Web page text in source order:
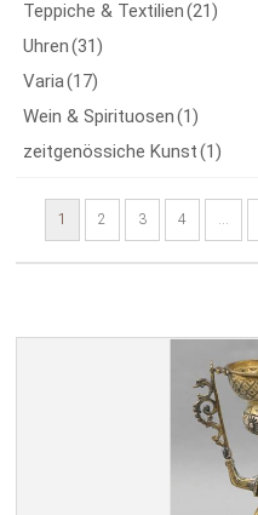
AUKTION 44
AUKTION 43
AUKTION 42
AUKTION 41
AUKTION 40
1 2 3 4
Teppiche & Textilien(21)
Uhren(31)
Varia(17)
Wein & Spirituosen(1)
zeitgenössiche Kunst(1)